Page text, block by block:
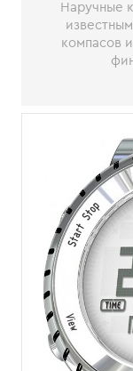
Наручные
компасов